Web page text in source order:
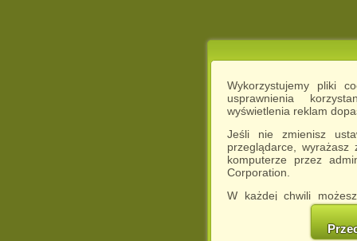
Wykorzystujemy pliki
usprawnienia
wyświetlenia reklam
Jeśli nie zmienisz
przeglądarce,
komputerze przez
Corporation.
W każdej chwili
cookies w swojej
w naszej
http://chomikuj.pl/